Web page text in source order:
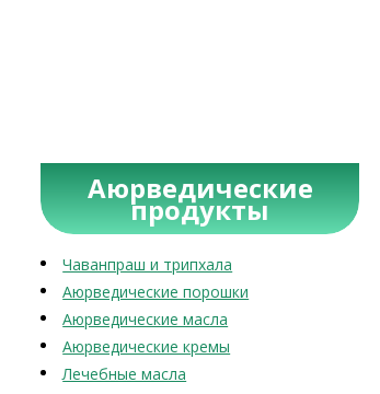
Аюрведические
продукты
Чаванпраш и трипхала
Аюрведические порошки
Аюрведические масла
Аюрведические кремы
Лечебные масла